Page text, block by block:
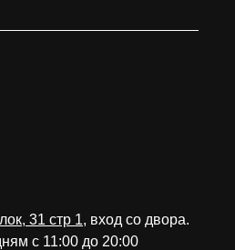
31 стр 1, вход со двора.
с 11:00 до 20:00